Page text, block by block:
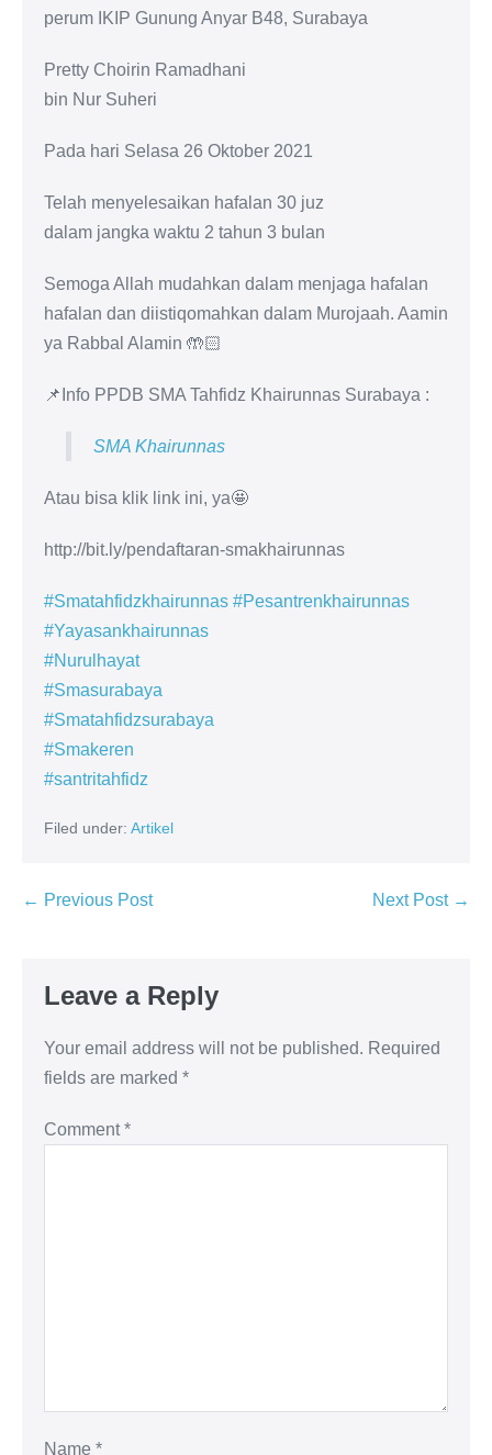
perum IKIP Gunung Anyar B48, Surabaya
Pretty Choirin Ramadhani
bin Nur Suheri
Pada hari Selasa 26 Oktober 2021
Telah menyelesaikan hafalan 30 juz
dalam jangka waktu 2 tahun 3 bulan
Semoga Allah mudahkan dalam menjaga hafalan
hafalan dan diistiqomahkan dalam Murojaah. Aamin
ya Rabbal Alamin 🤲🏻
📌Info PPDB SMA Tahfidz Khairunnas Surabaya :
SMA Khairunnas
Atau bisa klik link ini, ya🤩
http://bit.ly/pendaftaran-smakhairunnas
#Smatahfidzkhairunnas #Pesantrenkhairunnas
#Yayasankhairunnas
#Nurulhayat
#Smasurabaya
#Smatahfidzsurabaya
#Smakeren
#santritahfidz
Filed under: Artikel
← Previous Post Next Post →
Leave a Reply
Your email address will not be published. Required
fields are marked *
Comment*
Name *